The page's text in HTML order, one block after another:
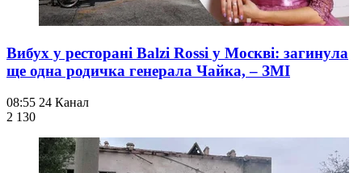
Вибух у ресторані Balzi Rossi у Москві: загинула
ще одна родичка генерала Чайка, – ЗМІ
08:55 24 Канал
2 130